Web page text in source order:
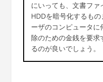
にいっても、文書ファ
HDDを暗号化するも
ーザのコンピュータ
除のための金銭を要求
るのが良いでしょう。